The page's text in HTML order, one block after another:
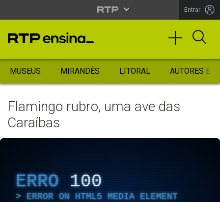
Entrar
MUSEUS MIRANDÊS LITORAL AUTORES
Flamingo rubro, uma ave das
Caraíbas
ERRO 100
ERROR ON HTML5 MEDIA ELEMENT